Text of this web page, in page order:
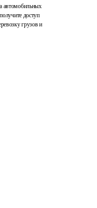
автомобильных
доступ
грузов и